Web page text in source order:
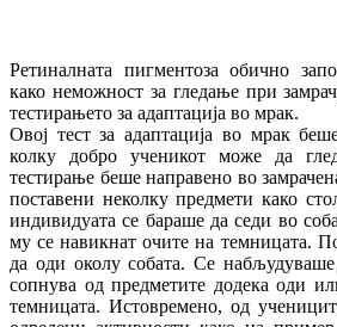
Ретиналната пигментоза обично
како неможност за гледање при
тестирањето за адаптација во мрак.
Овој тест за адаптација во мрак
колку добро ученикот може да
тестирање беше направено во
поставени неколку предмети како
индивидуата се бараше да седи во
му се навикнат очите на темницата.
да оди околу собата. Се
сопнува од предметите додека оди
темницата. Истовремено, од